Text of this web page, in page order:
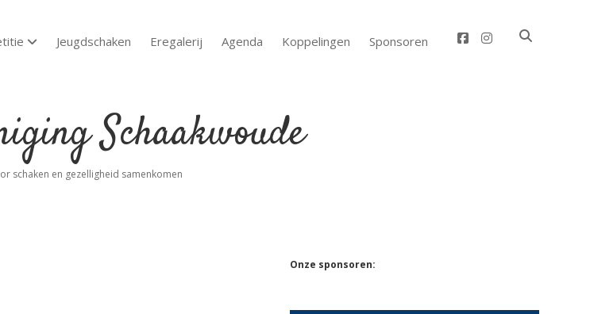
open dropdown menu
Jeugdschaken Eregalerij Agenda Koppelingen Sponsoren facebook
instagram
schaken en gezelligheid samenkomen
Sidebar
Onze sponsoren: